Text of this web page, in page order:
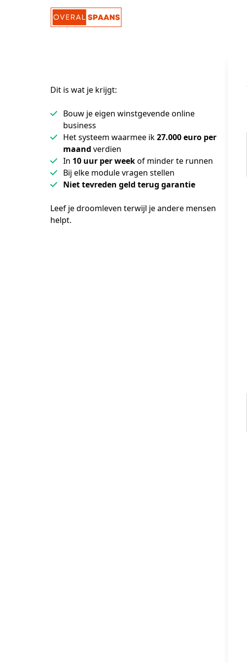
Dit is wat je krijgt:
Bouw je eigen winstgevende online
business
Het systeem waarmee ik27.000 euro per
maand verdien
In 10 uur per weekof minder te runnen
Bij elke module vragen stellen
Niet tevreden geld terug garantie
Leef je droomleven terwijl je andere mensen
helpt.